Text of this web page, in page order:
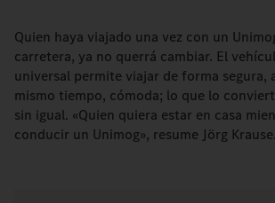
Quien haya viajado una vez con un
carretera, ya no querrá cambiar. El
universal permite viajar de forma segura,
mismo tiempo, cómoda; lo que lo
sin igual. «Quien quiera estar en casa
conducir un Unimog», resume Jörg Krause.